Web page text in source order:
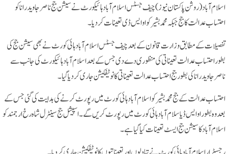
اسلا م آباد (روشن پاکستان نیوز)چیف جسٹس اسلام آباد ہائیکورٹ نے سیشن جج ناصر جاوید رانا کو
احتساب عدالت کا جج جبکہ محمد بشیر کو او ایس ڈی تعینات کردیا۔
تفصیلات کے مطابق وزارت قانون کے بعد چیف جسٹس اسلام آباد ہائی کورٹ نے بھی سیشن جج کی
بطور احتساب عدالت تعیناتی کی منظوری دے دی جس کے بعد اسلام آباد ہائیکورٹ کی جانب سے
ناصر جاوید رانا کی بطور جج احتساب عدالت تعیناتی کا نوٹیفکیشن جاری کردیا گیا۔
احتساب عدالت کے جج محمد بشیر کو اسلام آباد ہائی کورٹ میں رپورٹ کرنے کی ہدایت کی گئی جس کے
بعد وہ بطور او ایس ڈیاسلام آباد ہائی کورٹ میں رپورٹ کریں گے۔ اسپیشل جج سینٹرل شاہ رخ ارجمند کو
اسلام آباد کا سیشن جج ایسٹ تعینات کیا گیا ہے۔